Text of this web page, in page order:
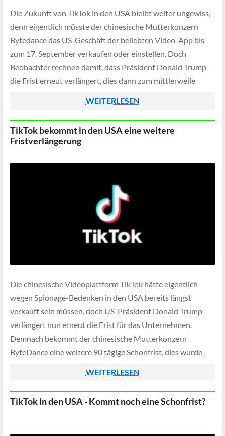
Die Zukunft von TikTok in den USA bleibt weiter ungewiss,
denn eigentlich müsste der chinesische Mutterkonzern
Bytedance das US-Geschäft der beliebten Video-App bis
zum 17. September verkaufen oder einstellen. Doch
Beobachter rechnen damit, dass Präsident Donald Trump
die Frist erneut verlängert, dies dann zum mittlerweile
WEITERLESEN
TikTok bekommt in den USA eine weitere
Fristverlängerung
Die chinesische Videoplattform TikTok hätte eigentlich
wegen Spionage-Bedenken in den USA bereits längst
verkauft sein müssen, doch US-Präsident Donald Trump
verlängert nun erneut die Frist für das Unternehmen.
Demnach bekommt der chinesische Mutterkonzern
ByteDance eine weitere 90 tägige Schonfrist, dies wurde
WEITERLESEN
TikTok in den USA - Kommt noch eine Schonfrist?